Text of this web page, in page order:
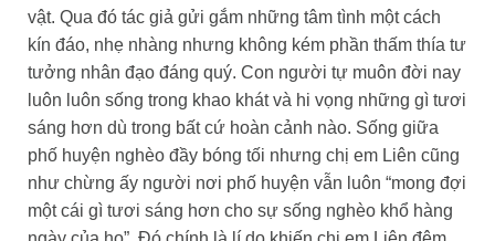
vật. Qua đó tác giả gửi gắm những tâm tình một cách
kín đáo, nhẹ nhàng nhưng không kém phần thấm thía tư
tưởng nhân đạo đáng quý. Con người tự muôn đời nay
luôn luôn sống trong khao khát và hi vọng những gì tươi
sáng hơn dù trong bất cứ hoàn cảnh nào. Sống giữa
phố huyện nghèo đầy bóng tối nhưng chị em Liên cũng
như chừng ấy người nơi phố huyện vẫn luôn “mong đợi
một cái gì tươi sáng hơn cho sự sống nghèo khổ hàng